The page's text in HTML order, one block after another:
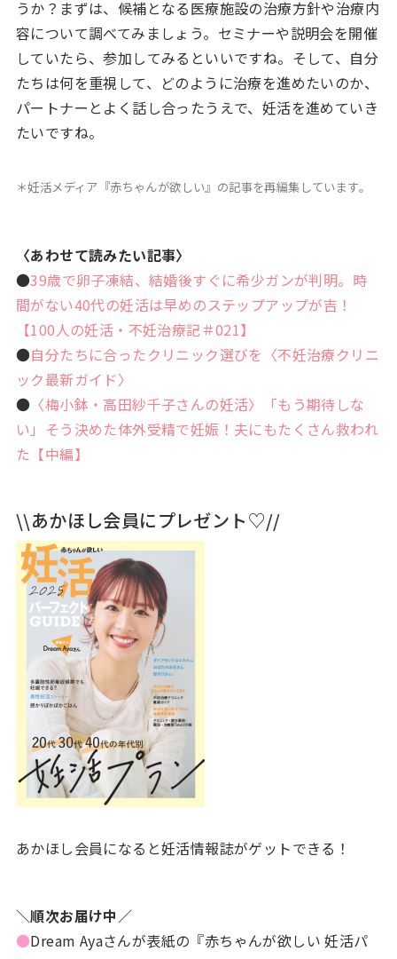
うか？まずは、候補となる医療施設の治療方針や治療内
容について調べてみましょう。セミナーや説明会を開催
していたら、参加してみるといいですね。そして、自分
たちは何を重視して、どのように治療を進めたいのか、
パートナーとよく話し合ったうえで、妊活を進めていき
たいですね。
＊妊活メディア『赤ちゃんが欲しい』の記事を再編集しています。
〈あわせて読みたい記事〉
●39歳で卵子凍結、結婚後すぐに希少ガンが判明。時
間がない40代の妊活は早めのステップアップが吉！
【100人の妊活・不妊治療記＃021】
●自分たちに合ったクリニック選びを〈不妊治療クリニ
ック最新ガイド〉
● 〈梅小鉢・高田紗千子さんの妊活〉「もう期待しな
い」そう決めた体外受精で妊娠！夫にもたくさん救われ
た【中編】
\\あかほし会員にプレゼント♡//
あかほし会員になると妊活情報誌がゲットできる！
＼順次お届け中／
●Dream Ayaさんが表紙の『赤ちゃんが欲しい 妊活パ